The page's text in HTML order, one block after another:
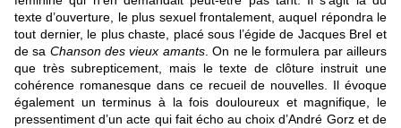
texte d’ouverture, le plus sexuel frontalement, auquel répondra le
tout dernier, le plus chaste, placé sous l’égide de Jacques Brel et
de sa Chanson des vieux amants. On ne le formulera par ailleurs
que très subrepticement, mais le texte de clôture instruit une
cohérence romanesque dans ce recueil de nouvelles. Il évoque
également un terminus à la fois douloureux et magnifique, le
pressentiment d’un acte qui fait écho au choix d’André Gorz et de